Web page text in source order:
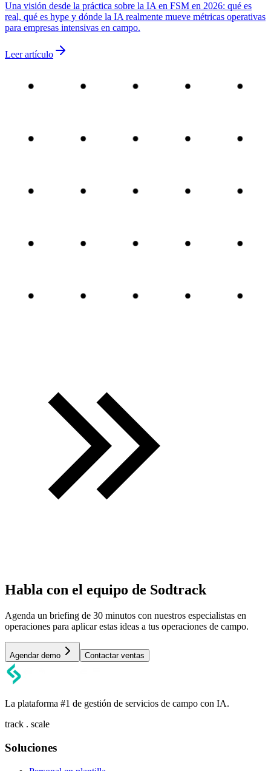
Una visión desde la práctica sobre la IA en FSM en 2026: qué es
real, qué es hype y dónde la IA realmente mueve métricas operativas
para empresas intensivas en campo.
Leer artículo
Habla con el equipo de Sodtrack
Agenda un briefing de 30 minutos con nuestros especialistas en
operaciones para aplicar estas ideas a tus operaciones de campo.
Agendar demo Contactar ventas
La plataforma #1 de gestión de servicios de campo con IA.
track . scale
Soluciones